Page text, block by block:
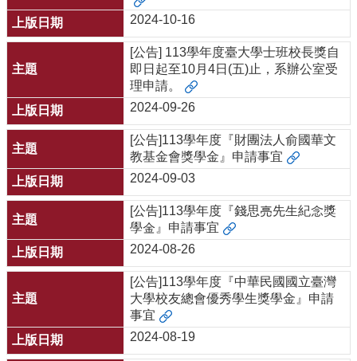
款
專
首
頁
大
首
頁
生
科
院
首
頁
網
導
覽
2024-10-16
[公告] 113學年度臺大學士班校長獎自
即日起至10月4日(五)止，系辦公室受
理申請。
2024-09-26
[公告]113學年度『財團法人俞國華文
教基金會獎學金』申請事宜
2024-09-03
[公告]113學年度『錢思亮先生紀念獎
學金』申請事宜
2024-08-26
[公告]113學年度『中華民國國立臺灣
大學校友總會優秀學生獎學金』申請
事宜
2024-08-19